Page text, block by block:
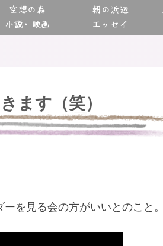
空想の森
小説・映画
朝の浜辺
エッセイ
ます（笑）
を見る会の方がいいとのこと。